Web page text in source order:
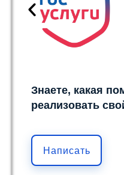
Знаете, какая
реализовать
Написать